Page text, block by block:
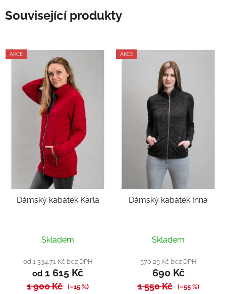
Související produkty
AKCE
Dámský kabátek Karla
Skladem
od 1 334,71 Kč bez DPH
od 1 615 Kč
1 900 Kč (–15 %)
AKCE
Dámský kabátek Inna
hodnocení
produktu
je
4,5
Skladem
570,25 Kč bez DPH
690 Kč
1 550 Kč (–55 %)